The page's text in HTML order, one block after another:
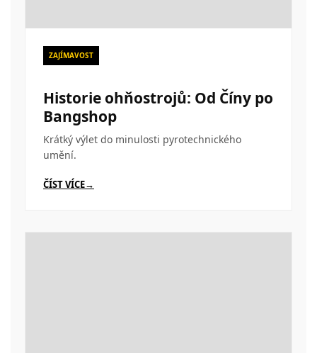
ZAJÍMAVOST
Historie ohňostrojů: Od Číny po
Bangshop
Krátký výlet do minulosti pyrotechnického
umění.
ČÍST VÍCE